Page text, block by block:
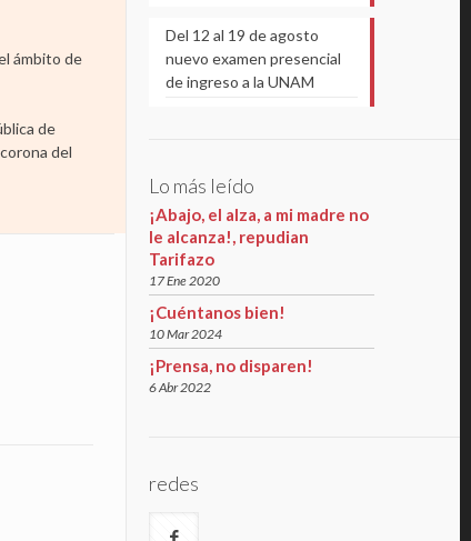
ámbito de
de
del
Del 12 al 19 de agosto
nuevo examen presencial
de ingreso a la UNAM
Lo más leído
¡Abajo, el alza, a mi madre no
le alcanza!, repudian
Tarifazo
17 Ene 2020
¡Cuéntanos bien!
10 Mar 2024
¡Prensa, no disparen!
6 Abr 2022
redes